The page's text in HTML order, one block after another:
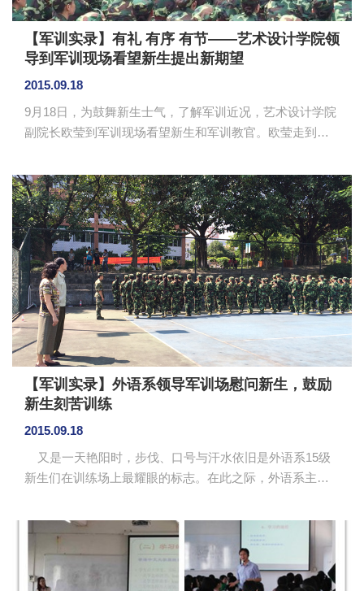
【军训实录】有礼 有序 有节——艺术设计学院领
导到军训现场看望新生提出新期望
2015.09.18
9月18日，为鼓舞新生士气，了解军训近况，艺术设计学院
副院长欧莹到军训现场看望新生和军训教官。欧莹走到军
气蓬勃。 随后，欧莹与分管艺术设计学院新生军训的
教官连长，就2015级新生的军训的有关事宜进行了交流和
探讨。同时，她就9月18日这个特殊日子，对新生作了教育
讲话并鼓励新生，以军训为契机，锻炼个人身心意志，要
铭记历史，不忘国耻，以抗日精神为动力，珍惜难得的和
平幸福生活，要把伟大的抗战精神与社会主义核心价值观
结合起来，用行动来践行社会主...
【军训实录】外语系领导军训场慰问新生，鼓励
新生刻苦训练
2015.09.18
又是一天艳阳时，步伐、口号与汗水依旧是外语系15级
新生们在训练场上最耀眼的标志。在此之际，外语系主任
慰问艰苦训练的新生们。 马蔚兰观看着外语系各连各排
的训练，并关心和鼓励新生们发扬不怕苦不怕累的训练精
神。在训练场上，同学们个个英姿飒爽、意气风发，秉承
着“认真学习、刻苦训练、文武兼备、百炼成钢”的军训理